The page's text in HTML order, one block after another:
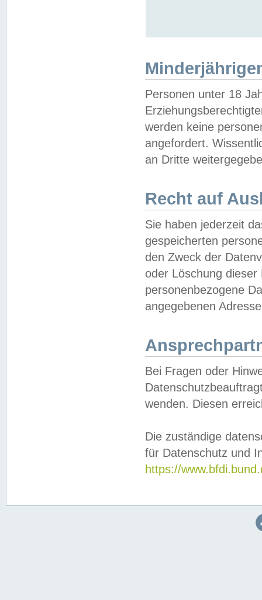
Personen unter 18
werden keine
angefordert.
an Dritte
Recht auf
Sie haben jederzeit
gespeicherten
den Zweck der
oder Löschung
personenbezogene
angegebenen
Bei Fragen oder
wenden. Diesen
Die zuständige
für Datenschutz und
https://